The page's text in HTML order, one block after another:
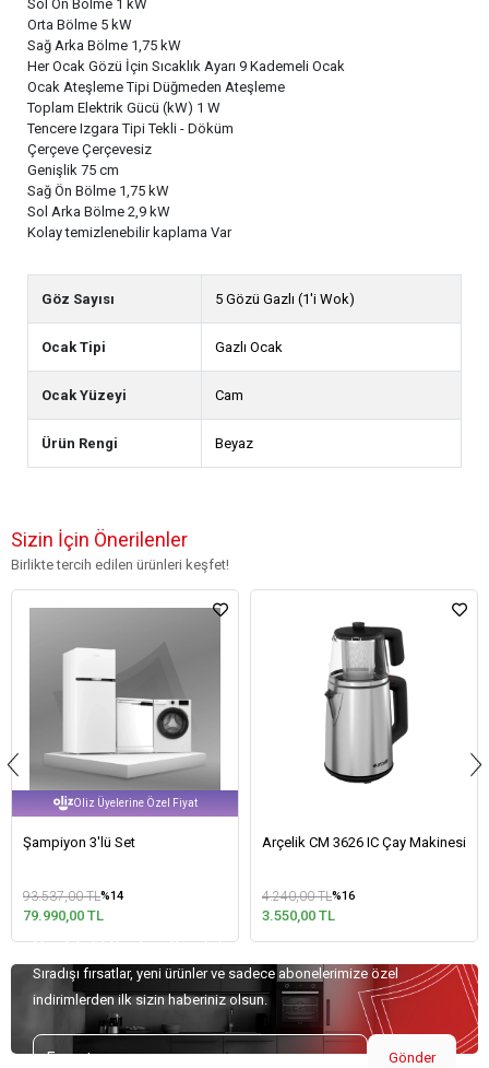
Sol Ön Bölme 1 kW
Orta Bölme 5 kW
Sağ Arka Bölme 1,75 kW
Her Ocak Gözü İçin Sıcaklık Ayarı 9 Kademeli Ocak
Ocak Ateşleme Tipi Düğmeden Ateşleme
Toplam Elektrik Gücü (kW) 1 W
Tencere Izgara Tipi Tekli - Döküm
Çerçeve Çerçevesiz
Genişlik 75 cm
Sağ Ön Bölme 1,75 kW
Sol Arka Bölme 2,9 kW
Kolay temizlenebilir kaplama Var
Göz Sayısı 5 Gözü Gazlı (1'i Wok)
Ocak Tipi Gazlı Ocak
Ocak Yüzeyi Cam
Ürün Rengi Beyaz
Sizin İçin Önerilenler
Birlikte tercih edilen ürünleri keşfet!
Oliz Üyelerine Özel Fiyat
Şampiyon 3'lü Set
93.537,00 TL%14
79.990,00 TL
Arçelik CM 3626 IC Çay Makinesi
4.240,00 TL%16
3.550,00 TL
Özel Teklifler İçin Kaydolun!
Sıradışı fırsatlar, yeni ürünler ve sadece abonelerimize özel
indirimlerden ilk sizin haberiniz olsun.
Gönder